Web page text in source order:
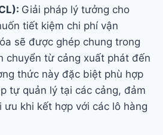
Giải pháp lý tưởng cho
tiết kiệm chi phí vận
sẽ được ghép chung trong
chuyển từ cảng xuất phát đến
thức này đặc biệt phù hợp
tự quản lý tại các cảng, đảm
ưu khi kết hợp với các lô hàng